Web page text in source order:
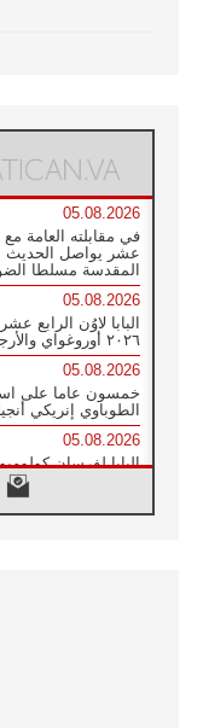
05.08.2026
في مقابلته العامة مع
عشر يواصل الحديث
المقدسة مسلطا
05.08.2026
البابا لاوُن الرابع
٢٠٢٦ أوروغواي والأرجنتين وبيرو
05.08.2026
خمسون عاما على
الطوباوي إنريكي
05.08.2026
البابا لفرسان
أنبياء تناغم يسعون
04.08.2026